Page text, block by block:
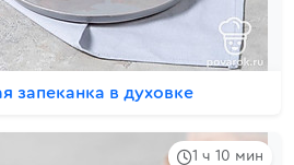
запеканка в духовке
1 ч 10 мин